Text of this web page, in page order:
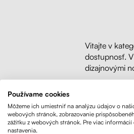
Vitajte v
dostupnosť.
dizajnovými
dodáva
Používame cookies
Môžeme ich umiestniť na analýzu údajov o
webových stránok, zobrazovanie
zážitku z webových stránok. Pre viac
nastavenia.